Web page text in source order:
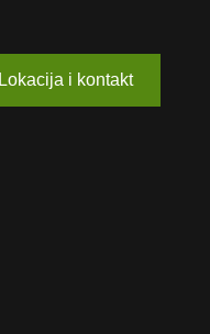
Lokacija i kontakt